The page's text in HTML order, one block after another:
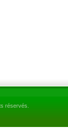
réservés.